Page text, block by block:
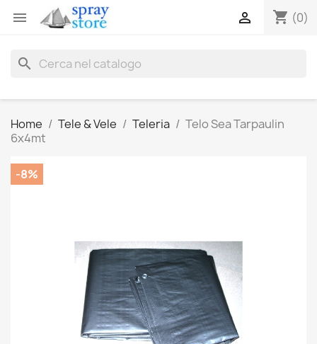
 shopping_cart (0)

search
Home Tele & Vele Teleria
Telo Sea Tarpaulin
6x4mt
-8%